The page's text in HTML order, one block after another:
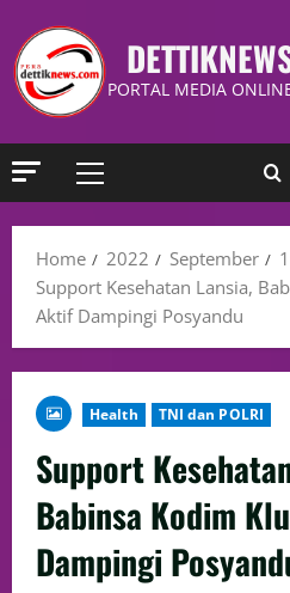
PORTAL MEDIA
Home 2022 September
Support Kesehatan Lansia,
Aktif Dampingi Posyandu
Health TNI dan POLRI
Support
Babinsa Kodim
Dampingi